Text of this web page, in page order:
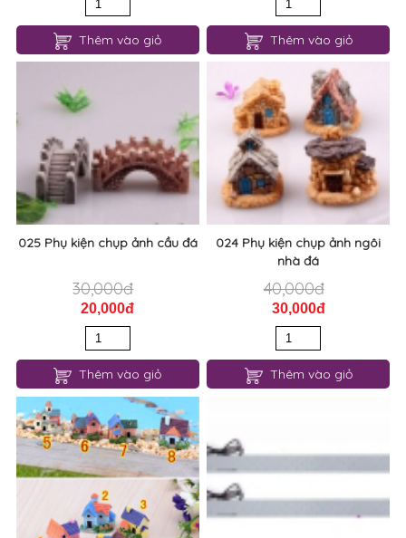
Thêm vào giỏ Thêm vào giỏ
025 Phụ kiện chụp ảnh cầu đá
30,000đ
20,000đ
Thêm vào giỏ
024 Phụ kiện chụp ảnh ngôi
nhà đá
40,000đ
30,000đ
Thêm vào giỏ